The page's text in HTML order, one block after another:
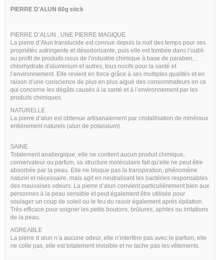
PIERRE D'ALUN 60g stick
PIERRE D’ALUN , UNE PIERRE MAGIQUE
La pierre d’Alun translucide est connue depuis la nuit des temps pour ses
propriétés astringente et désodorisante, puis elle est tombée dans l’oubli
au profit de produits issus de l’industrie chimique à base de paraben, ,
chlorhydrate d'aluminium et autres, tous nocifs pour la santé et
l’environnement. Elle revient en force grâce à ses multiples qualités et en
raison d’une conscience de plus en plus aiguë des consommateurs en ce
qui concerne les dégâts causés à la santé et à l’environnement par les
produits chimiques.
NATURELLE
La pierre d’alun est obtenue artisanalement par cristallisation de minéraux
entièrement naturels (alun de potassium).
SAINE
Totalement anallergique, elle ne contient aucun produit chimique,
conservateur ou parfum, sa structure moléculaire fait qu’elle ne peut être
absorbée par la peau. Elle ne bloque pas la transpiration, phénomène
naturel et nécessaire, mais agit en neutralisant les bactéries responsables
des mauvaises odeurs. La pierre d’alun convient particulièrement bien aux
personnes à la peau sensible et peut également être utilisée pour
soulager un coup de soleil ou le feu du rasoir également aprés épilation.
Très efficace pour soigner les petits boutons, brûlures, aphtes ou irritations
de la peau.
AGREABLE
La pierre d alun n’a aucune odeur, elle n’interfère pas avec le parfum, elle
ne colle pas, elle est totalement invisible et ne tache pas les vêtements.